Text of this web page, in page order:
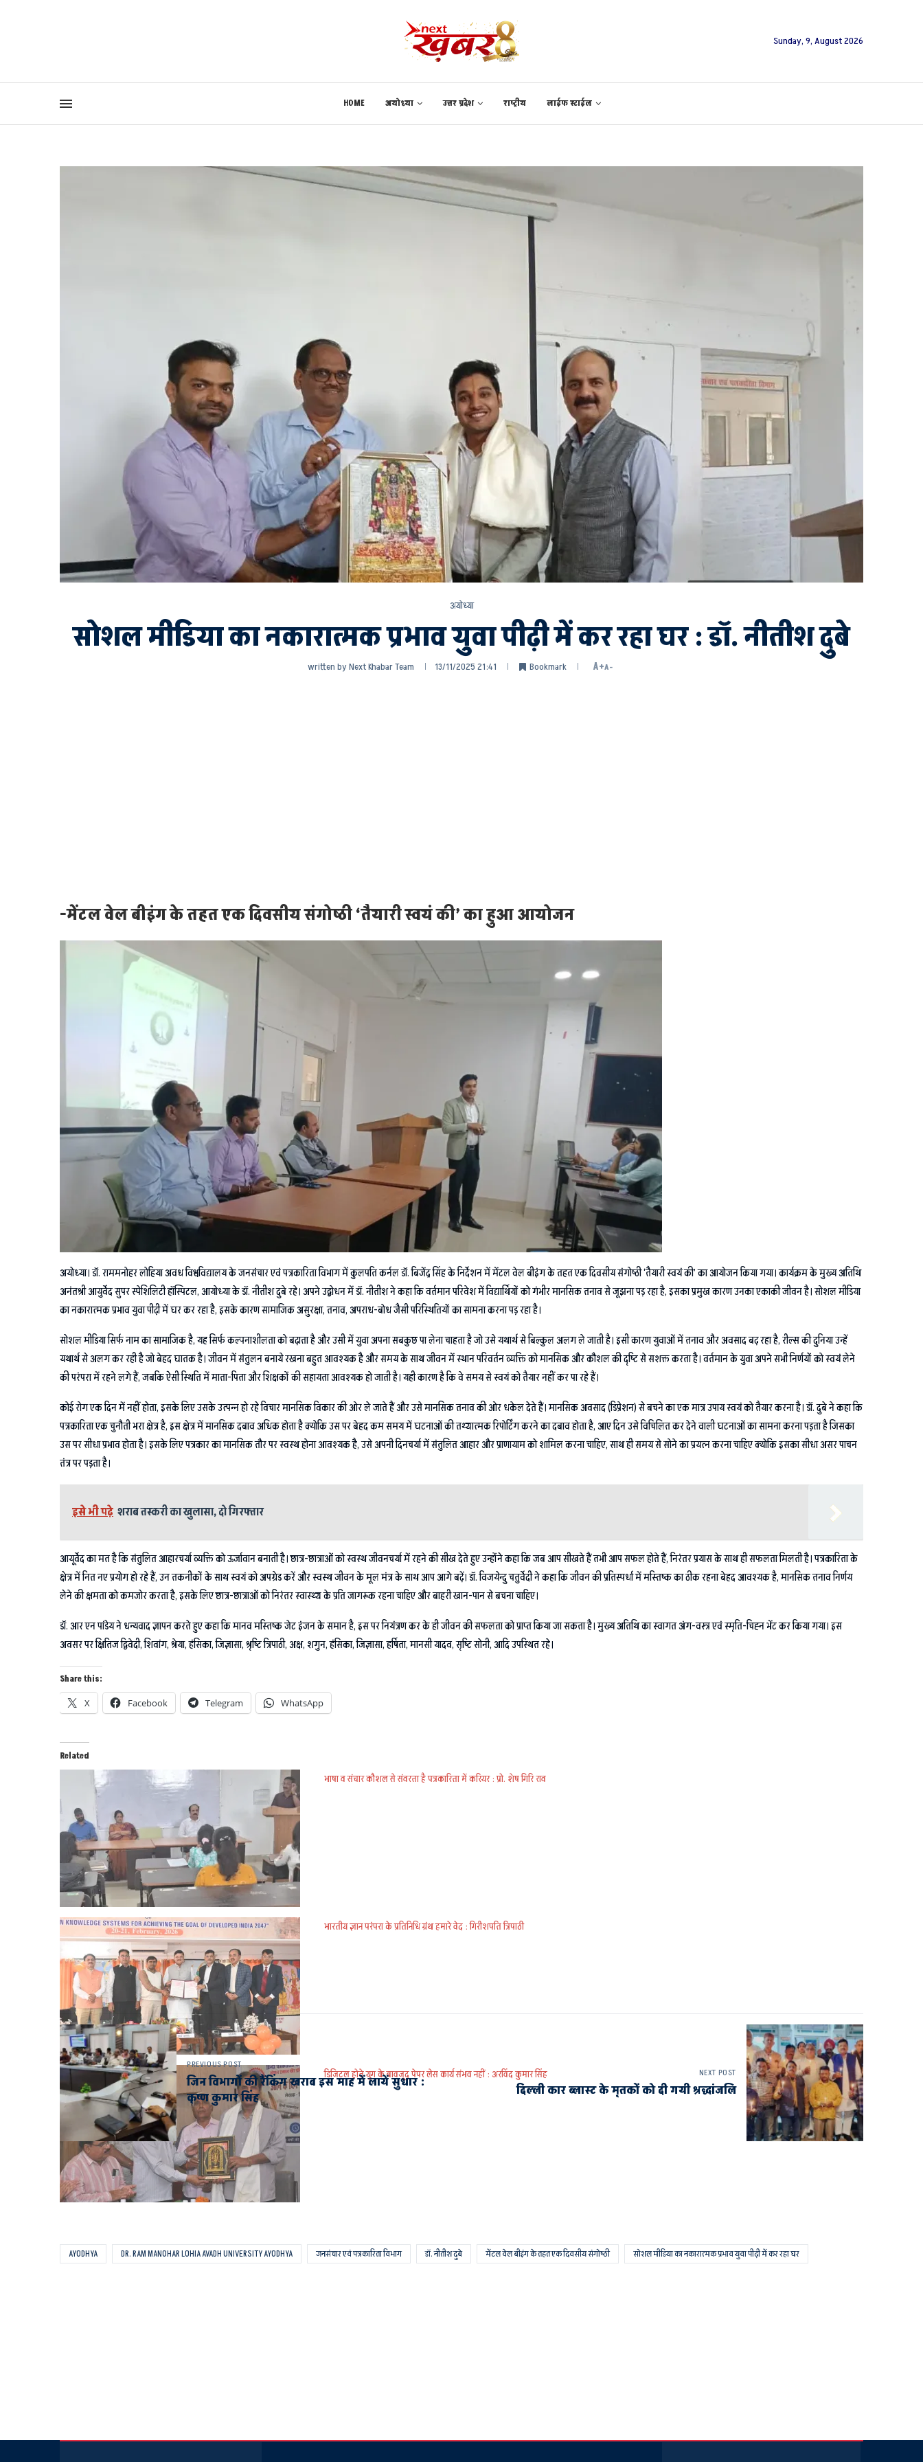
Sunday, 9, August 2026
HOME अयोध्या उत्तर प्रदेश राष्ट्रीय लाईफ स्टाईल
अयोध्या
सोशल मीडिया का नकारात्मक प्रभाव युवा पीढ़ी में कर रहा घर : डॉ. नीतीश दुबे
written byNext Khabar Team 13/11/2025 21:41 Bookmark A+A-
-मेंटल वेल बीइंग के तहत एक दिवसीय संगोष्ठी ‘तैयारी स्वयं की’ का हुआ आयोजन
अयोध्या। डॉ. राममनोहर लोहिया अवध विश्वविद्यालय के जनसंचार एवं पत्रकारिता विभाग में कुलपति कर्नल डॉ. बिजेंद्र सिंह के निर्देशन में मेंटल वेल बीइंग के तहत एक दिवसीय संगोष्ठी ‘तैयारी स्वयं की’ का आयोजन किया गया। कार्यक्रम के मुख्य अतिथि
अनंतश्री आयुर्वेद सुपर स्पेशिलिटी हॉस्पिटल, आयोध्या के डॉ. नीतीश दुबे रहे। अपने उद्बोधन में डॉ. नीतीश ने कहा कि वर्तमान परिवेश में विद्यार्थियों को गंभीर मानसिक तनाव से जूझना पड़ रहा है, इसका प्रमुख कारण उनका एकाकी जीवन है। सोशल मीडिया
का नकारात्मक प्रभाव युवा पीढ़ी में घर कर रहा है, इसके कारण सामाजिक असुरक्षा, तनाव, अपराध-बोध जैसी परिस्थितियों का सामना करना पड़ रहा है।
सोशल मीडिया सिर्फ नाम का सामाजिक है, यह सिर्फ कल्पनाशीलता को बढ़ाता है और उसी में युवा अपना सबकुछ पा लेना चाहता है जो उसे यथार्थ से बिल्कुल अलग ले जाती है। इसी कारण युवाओं में तनाव और अवसाद बढ़ रहा है, रील्स की दुनिया उन्हें
यथार्थ से अलग कर रही है जो बेहद घातक है। जीवन में संतुलन बनाये रखना बहुत आवश्यक है और समय के साथ जीवन में स्थान परिवर्तन व्यक्ति को मानसिक और कौशल की दृष्टि से सशक्त करता है। वर्तमान के युवा अपने सभी निर्णयों को स्वयं लेने
की परंपरा में रहने लगे हैं, जबकि ऐसी स्थिति में माता-पिता और शिक्षकों की सहायता आवश्यक हो जाती है। यही कारण है कि वे समय से स्वयं को तैयार नहीं कर पा रहे हैं।
कोई रोग एक दिन में नहीं होता, इसके लिए उसके उत्पन्न हो रहे विचार मानसिक विकार की ओर ले जाते हैं और उसे मानसिक तनाव की ओर धकेल देते हैं। मानसिक अवसाद (डिप्रेशन) से बचने का एक मात्र उपाय स्वयं को तैयार करना है। डॉ. दुबे ने कहा कि
पत्रकारिता एक चुनौती भरा क्षेत्र है, इस क्षेत्र में मानसिक दबाव अधिक होता है क्योकि उस पर बेहद कम समय में घटनाओं की तथ्यात्मक रिपोर्टिंग करने का दबाव होता है, आए दिन उसे विचिलित कर देने वाली घटनाओं का सामना करना पड़ता है जिसका
उस पर सीधा प्रभाव होता है। इसके लिए पत्रकार का मानसिक तौर पर स्वस्थ होना आवश्यक है, उसे अपनी दिनचर्या में संतुलित आहार और प्राणायाम को शामिल करना चाहिए, साथ ही समय से सोने का प्रयत्न करना चाहिए क्योकि इसका सीधा असर पाचन
तंत्र पर पड़ता है।
इसे भी पढ़े शराब तस्करी का खुलासा, दो गिरफ्तार
आयूर्वेद का मत है कि संतुलित आहारचर्या व्यक्ति को ऊर्जावान बनाती है। छात्र-छात्राओं को स्वस्थ जीवनचर्या में रहने की सीख देते हुए उन्होंने कहा कि जब आप सीखते हैं तभी आप सफल होते हैं, निरंतर प्रयास के साथ ही सफलता मिलती है। पत्रकारिता के
क्षेत्र में नित नए प्रयोग हो रहे हैं, उन तकनीकों के साथ स्वयं को अपग्रेड करें और स्वस्थ जीवन के मूल मंत्र के साथ आप आगे बढ़ें। डॉ. विजयेन्दु चतुर्वेदी ने कहा कि जीवन की प्रतिस्पर्धा में मस्तिष्क का ठीक रहना बेहद आवश्यक है, मानसिक तनाव निर्णय
लेने की क्षमता को कमजोर करता है, इसके लिए छात्र-छात्राओं को निरंतर स्वास्थ्य के प्रति जागरूक रहना चाहिए और बाहरी खान-पान से बचना चाहिए।
डॉ. आर एन पांडेय ने धन्यवाद ज्ञापन करते हुए कहा कि मानव मस्तिष्क जेट इंजन के समान है, इस पर नियंत्रण कर के ही जीवन की सफलता को प्राप्त किया जा सकता है। मुख्य अतिथि का स्वागत अंग-वस्त्र एवं स्मृति-चिह्न भेंट कर किया गया। इस
अवसर पर क्षितिज द्विवेदी, शिवांग, श्रेया, हंसिका, जिज्ञासा, श्रृष्टि त्रिपाठी, अक्ष, शगुन, हंसिका, जिज्ञासा, हर्षिता, मानसी यादव, सृष्टि सोनी, आदि उपस्थित रहे।
Share this:
X Facebook Telegram WhatsApp
Related
भाषा व संचार कौशल से संवरता है पत्रकारिता में करियर : प्रो. शेष गिरि राव
भारतीय ज्ञान परंपरा के प्रतिनिधि ग्रंथ हमारे वेद : गिरीशपति त्रिपाठी
डिजिटल होते युग के बावजूद पेपर लेस कार्य संभव नहीं : अरविंद कुमार सिंह
AYODHYA DR. RAM MANOHAR LOHIA AVADH UNIVERSITY AYODHYA जनसंचार एवं पत्रकारिता विभाग डॉ. नीतीश दुबे मेंटल वेल बीइंग के तहत एक दिवसीय संगोष्ठी सोशल मीडिया का नकारात्मक प्रभाव युवा पीढ़ी में कर रहा घर
PREVIOUS POST
जिन विभागों की रैंकिंग खराब इस माह में लायें सुधार :
कृष्ण कुमार सिंह
NEXT POST
दिल्ली कार ब्लास्ट के मृतकों को दी गयी श्रद्धांजलि